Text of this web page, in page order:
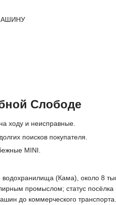
Слободе
ходу и неисправные.
поисков покупателя.
MINI.
(Кама), около 8
промыслом; статус
до коммерческого